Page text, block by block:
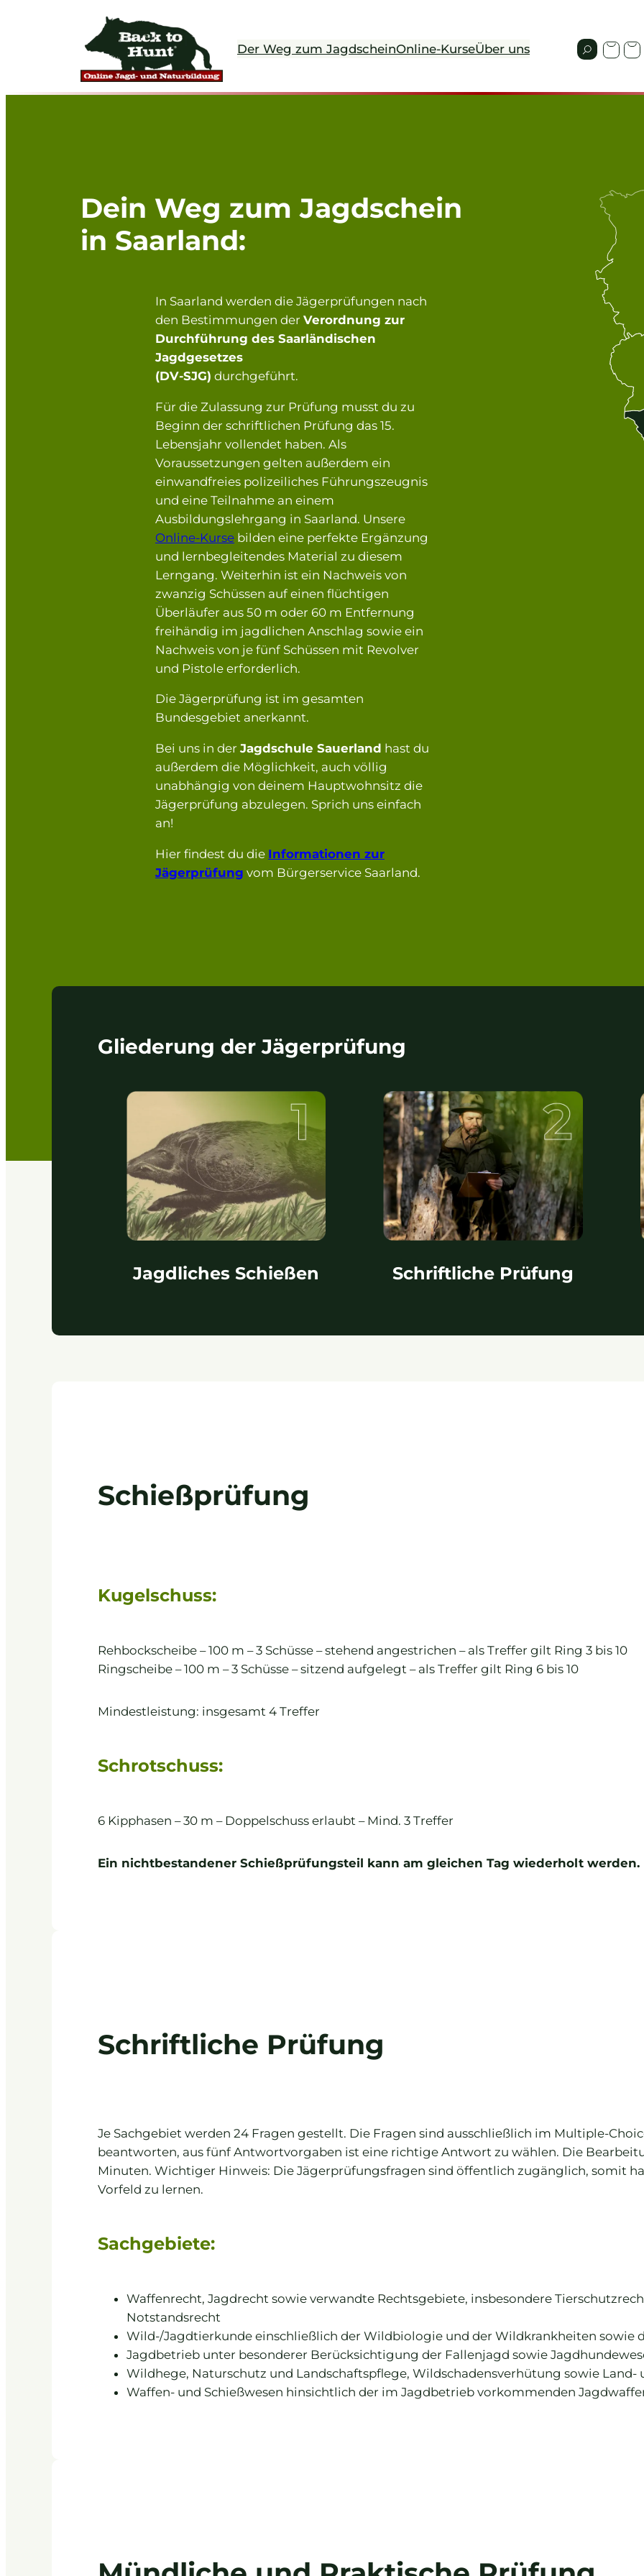
Der Weg zum JagdscheinOnline-KurseÜber uns
Dein Weg zum Jagdschein
in Saarland:
In Saarland werden die Jägerprüfungen nach
den Bestimmungen der Verordnung zur
Durchführung des Saarländischen
Jagdgesetzes
(DV-SJG) durchgeführt.
Für die Zulassung zur Prüfung musst du zu
Beginn der schriftlichen Prüfung das 15.
Lebensjahr vollendet haben. Als
Voraussetzungen gelten außerdem ein
einwandfreies polizeiliches Führungszeugnis
und eine Teilnahme an einem
Ausbildungslehrgang in Saarland. Unsere
Online-Kurse bilden eine perfekte Ergänzung
und lernbegleitendes Material zu diesem
Lerngang. Weiterhin ist ein Nachweis von
zwanzig Schüssen auf einen flüchtigen
Überläufer aus 50 m oder 60 m Entfernung
freihändig im jagdlichen Anschlag sowie ein
Nachweis von je fünf Schüssen mit Revolver
und Pistole erforderlich.
Die Jägerprüfung ist im gesamten
Bundesgebiet anerkannt.
Bei uns in der Jagdschule Sauerland hast du
außerdem die Möglichkeit, auch völlig
unabhängig von deinem Hauptwohnsitz die
Jägerprüfung abzulegen. Sprich uns einfach
an!
Hier findest du die Informationen zur
Jägerprüfung vom Bürgerservice Saarland.
Gliederung der Jägerprüfung
Jagdliches Schießen Schriftliche Prüfung
Schießprüfung
Kugelschuss:
Rehbockscheibe – 100 m – 3 Schüsse – stehend angestrichen – als Treffer gilt Ring 3 bis 10
Ringscheibe – 100 m – 3 Schüsse – sitzend aufgelegt – als Treffer gilt Ring 6 bis 10
Mindestleistung: insgesamt 4 Treffer
Schrotschuss:
6 Kipphasen – 30 m – Doppelschuss erlaubt – Mind. 3 Treffer
Ein nichtbestandener Schießprüfungsteil kann am gleichen Tag wiederholt werden.
Schriftliche Prüfung
Je Sachgebiet werden 24 Fragen gestellt. Die Fragen sind ausschließlich im Multiple-
beantworten, aus fünf Antwortvorgaben ist eine richtige Antwort zu wählen. Die
Minuten. Wichtiger Hinweis: Die Jägerprüfungsfragen sind öffentlich zugänglich, somit
Vorfeld zu lernen.
Sachgebiete:
Waffenrecht, Jagdrecht sowie verwandte Rechtsgebiete, insbesondere
Notstandsrecht
Wild-/Jagdtierkunde einschließlich der Wildbiologie und der Wildkrankheiten sowie
Jagdbetrieb unter besonderer Berücksichtigung der Fallenjagd sowie
Wildhege, Naturschutz und Landschaftspflege, Wildschadensverhütung sowie Land-
Waffen- und Schießwesen hinsichtlich der im Jagdbetrieb vorkommenden